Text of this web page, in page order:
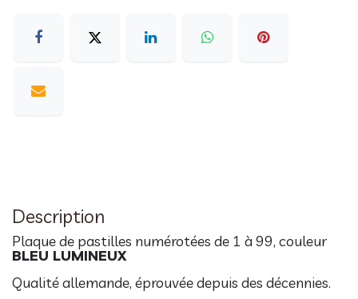
Description
Plaque de pastilles numérotées de 1 à 99, couleur
BLEU LUMINEUX
Qualité allemande, éprouvée depuis des décennies.